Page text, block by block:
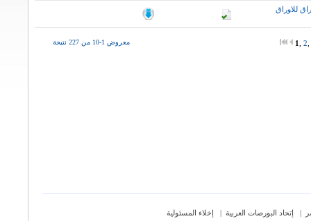
للاوراق
معروض 1-10 من 227 نتيجة 1 2
| إتحاد البورصات العربية |
إخلاء المسئولية